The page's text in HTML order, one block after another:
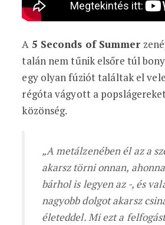
A 5 Seconds of Summer
talán nem tűnik elsőre túl
egy olyan fúziót találtak el
régóta vágyott a
közönség.
„A metálzenében él az a
akarsz törni onnan,
bárhol is legyen az -, és
nagyobb dolgot akarsz
életeddel. Mi ezt a